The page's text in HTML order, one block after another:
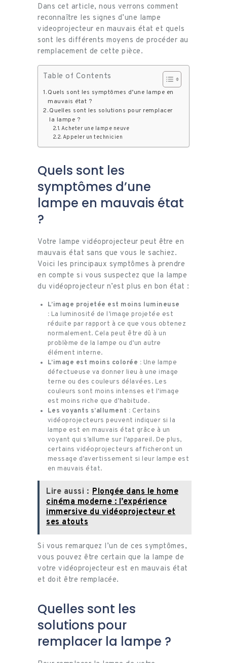
Dans cet article, nous verrons comment
reconnaître les signes d’une lampe
videoprojecteur en mauvais état et quels
sont les différents moyens de procéder au
remplacement de cette pièce.
Table of Contents
Quels sont les symptômes d’une lampe en
mauvais état ?
Quelles sont les solutions pour remplacer
la lampe ?
Acheter une lampe neuve
Appeler un technicien
Quels sont les
symptômes d’une
lampe en mauvais état
?
Votre lampe vidéoprojecteur peut être en
mauvais état sans que vous le sachiez.
Voici les principaux symptômes à prendre
en compte si vous suspectez que la lampe
du vidéoprojecteur n’est plus en bon état :
L’image projetée est moins lumineuse
: La luminosité de l’image projetée est
réduite par rapport à ce que vous obtenez
normalement. Cela peut être dû à un
problème de la lampe ou d’un autre
élément interne.
L’image est moins colorée : Une lampe
défectueuse va donner lieu à une image
terne ou des couleurs délavées. Les
couleurs sont moins intenses et l’image
est moins riche que d’habitude.
Les voyants s’allument : Certains
vidéoprojecteurs peuvent indiquer si la
lampe est en mauvais état grâce à un
voyant qui s’allume sur l’appareil. De plus,
certains vidéoprojecteurs afficheront un
message d’avertissement si leur lampe est
en mauvais état.
Lire aussi : Plongée dans le home
cinéma moderne : l’expérience
immersive du vidéoprojecteur et
ses atouts
Si vous remarquez l’un de ces symptômes,
vous pouvez être certain que la lampe de
votre vidéoprojecteur est en mauvais état
et doit être remplacée.
Quelles sont les
solutions pour
remplacer la lampe ?